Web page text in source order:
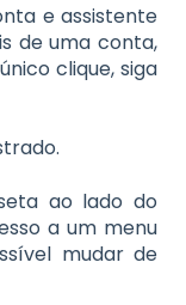
e assistente
de uma conta,
clique, siga
ao lado do
a um menu
mudar de